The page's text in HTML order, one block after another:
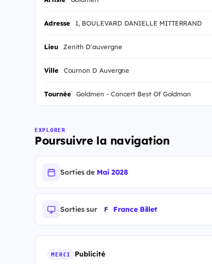
Adresse 1, BOULEVARD DANIELLE MITTERRAND
Lieu Zenith D'auvergne
Ville Cournon D Auvergne
Tournée Goldmen - Concert Best Of Goldman
EXPLORER
Poursuivre la navigation
Sorties de Mai 2028
Sorties sur France Billet
MERCI Publicité